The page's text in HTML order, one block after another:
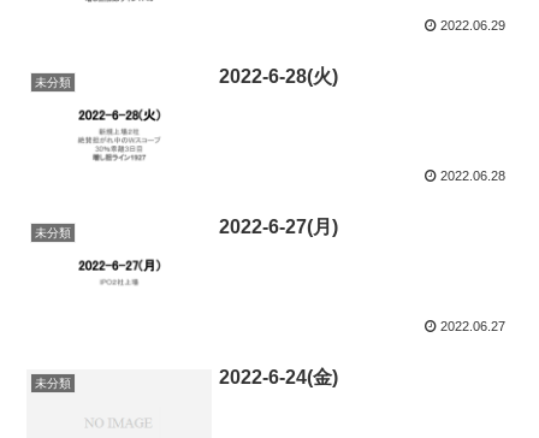
2022.06.29
未分類 2022-6-28(火)
2022.06.28
未分類 2022-6-27(月)
2022.06.27
未分類 2022-6-24(金)